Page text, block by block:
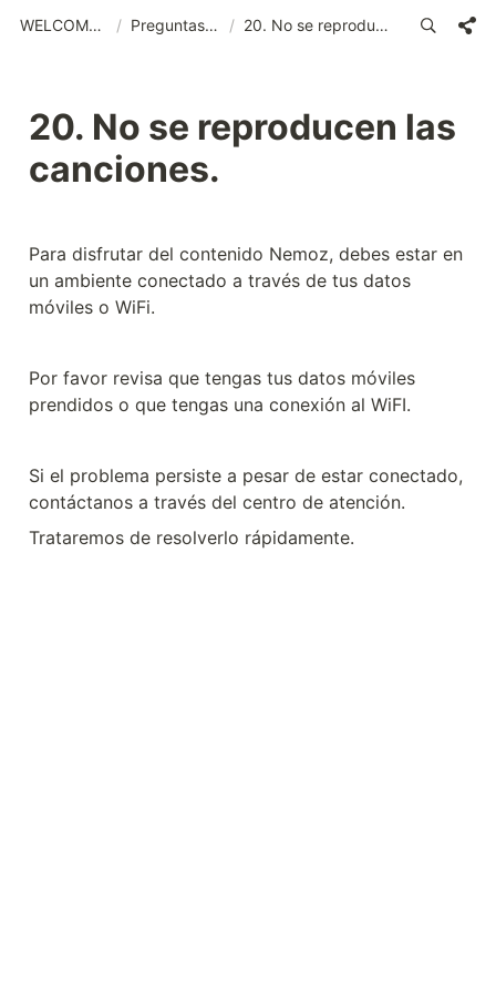
WELCOME (SPA)_old / Preguntas frecuentes / 20. No se reproducen las canciones.
20. No se reproducen las
canciones.
Para disfrutar del contenido Nemoz, debes estar en
un ambiente conectado a través de tus datos
móviles o WiFi.
Por favor revisa que tengas tus datos móviles
prendidos o que tengas una conexión al WiFI.
Si el problema persiste a pesar de estar conectado,
contáctanos a través del centro de atención.
Trataremos de resolverlo rápidamente.